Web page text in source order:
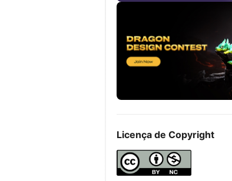
Licença de Copyright